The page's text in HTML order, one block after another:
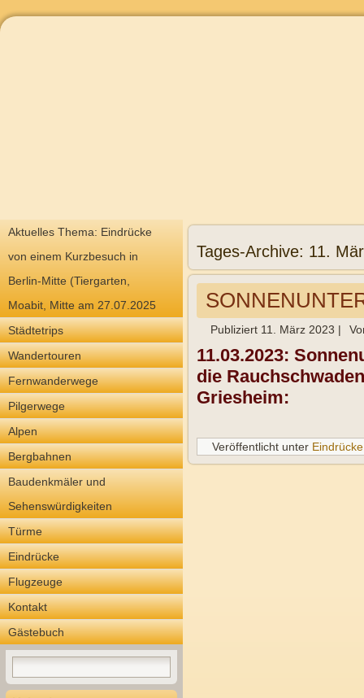
Aktuelles Thema: Eindrücke
von einem Kurzbesuch in
Berlin-Mitte (Tiergarten,
Moabit, Mitte am 27.07.2025
Städtetrips
Wandertouren
Fernwanderwege
Pilgerwege
Alpen
Bergbahnen
Baudenkmäler und
Sehenswürdigkeiten
Türme
Eindrücke
Flugzeuge
Kontakt
Gästebuch
Tages-Archive: 11.
Publiziert 11. März 2023 |
11.03.2023:
die
Griesheim:
Veröffentlicht unter Eindrücke